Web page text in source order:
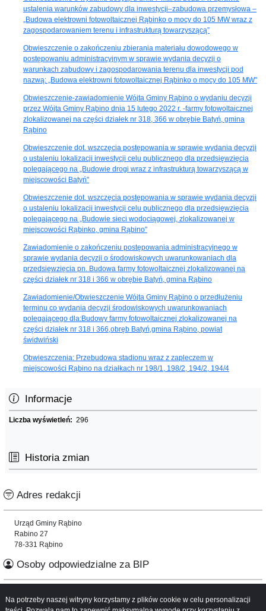
ustalenia warunków zabudowy dla inwestycji–zabudowa przemysłowa –
„Budowa elektrowni fotowoltaicznej Rąbinko o mocy do 105 MW wraz z
zagospodarowaniem terenu i infrastrukturą towarzyszącą”
Obwieszczenie o zakończeniu zbierania materiału dowodowego w
postępowaniu administracyjnym w sprawie wydania decyzji o
warunkach zabudowy i zagospodarowania terenu dla inwestycji pod
nazwą: „Budowa elektrowni fotowoltaicznej Rąbinko o mocy do 105 MW"
Obwieszczenie-zawiadomienie Wójta Gminy Rąbino o wydaniu decyzji
przez Wójta Gminy Rąbino dnia 15 lutego 2022 r. -farmy fotowoltaicznej
zlokalizowanej na części działek nr 318, 366 w obrębie Batyń, gmina
Rąbino
Obwieszczenie dot. wszczęcia postępowania w sprawie wydania decyzji
o ustaleniu lokalizacji inwestycji celu publicznego dla przedsięwzięcia
polegającego na „Budowie drogi wraz z infrastrukturą towarzyszącą w
miejscowości Batyń"
Obwieszczenie dot. wszczęcia postępowania w sprawie wydania decyzji
o ustaleniu lokalizacji inwestycji celu publicznego dla przedsięwzięcia
polegającego na „Budowie sieci wodociągowej, zlokalizowanej w
miejscowości Rąbinko, gmina Rąbino"
Zawiadomienie o zakończeniu postępowania administracyjnego w
sprawie wydania decyzji o środowiskowych uwarunkowaniach dla
przedsięwzięcia pn. Budowa farmy fotowoltaicznej zlokalizowanej na
części działek nr 318 i 366 w obrębie Batyń, gmina Rąbino
Zawiadomienie/Obwieszczenie Wójta Gminy Rąbino o przedłużeniu
terminu co wydania decyzji środowiskowych uwarunkowaniach
polegającego dla:Budowy farmy fotowoltaicznej zlokalizowanej na
części działek nr 318 i 366,obręb Batyń,gmina Rąbino, powiat
świdwiński
Obwieszczenia: Przebudowa stadionu wraz z zapleczem w
miejscowości Rąbino na działkach nr 198/1, 198/2, 194/2, 194/4
Informacje
Liczba wyświetleń: 296
Historia zmian
Adres redakcji
Urząd Gminy Rąbino
Rabino 27
78-331 Rąbino
Osoby odpowiedzialne za BIP
Informacje o serwisie
Na potrzeby naszej witryny korzystamy z plików cookie w celu personalizacji